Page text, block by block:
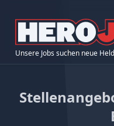
Unsere Jobs suchen neue